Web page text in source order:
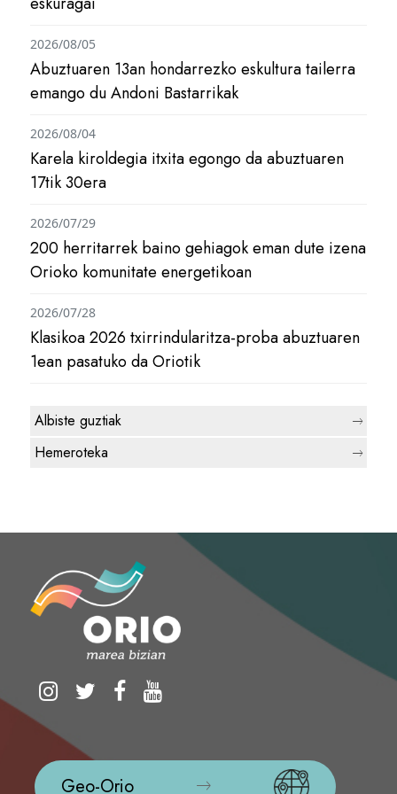
Abuztuaren 13an hondarrezko eskultura tailerra
emango du Andoni Bastarrikak
2026/08/05
Karela kiroldegia itxita egongo da abuztuaren
17tik 30era
2026/08/04
200 herritarrek baino gehiagok eman dute izena
Orioko komunitate energetikoan
2026/07/29
Klasikoa 2026 txirrindularitza-proba abuztuaren
1ean pasatuko da Oriotik
2026/07/28
Albiste guztiak
Hemeroteka
Geo-Orio